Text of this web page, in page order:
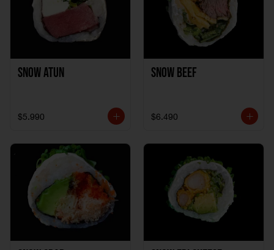
Snow Atun
$5.990
Snow Beef
$6.490